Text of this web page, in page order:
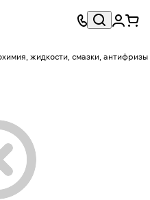
жидкости, смазки, антифризы